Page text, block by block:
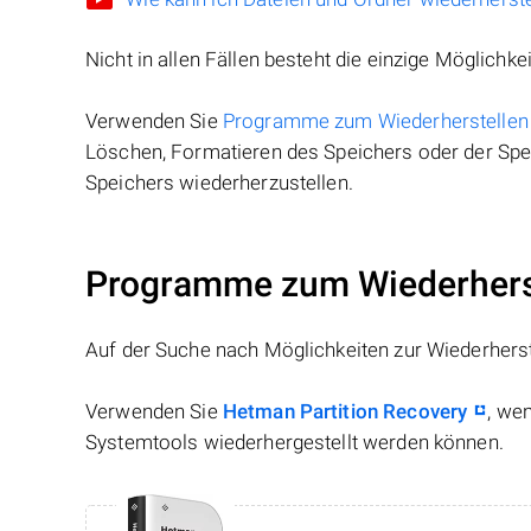
Nicht in allen Fällen besteht die einzige
Verwenden Sie Programme zum
Löschen, Formatieren des Speichers oder der
Speichers wiederherzustellen.
Programme zum
Auf der Suche nach Möglichkeiten zur
Verwenden Sie Hetman Partition Recovery
,
Systemtools wiederhergestellt werden können.